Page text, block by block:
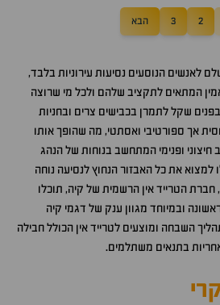
2
3 הבא
לאנשים הנוסעים נסיעות עירוניות בלבד,
המתאים לתקציב שלהם ולכל מי שרוצה
שקל לתמרן בכבישים צרים ובחניות
אך ספורטיבי ואסתטי, מה שהופך אותו
ופנימי המתחשב בנוחות של הנהג
למצוא את כל האבזור הנחוץ לנסיעה נוחה
חברת הטרייד אין הרשמית של קיה, תוכלו
ובמיוחד מגוון ענק של דגמי קיה
השבחה ומוצעים לטרייד אין הכולל חבילה
בתנאים משתלמים.